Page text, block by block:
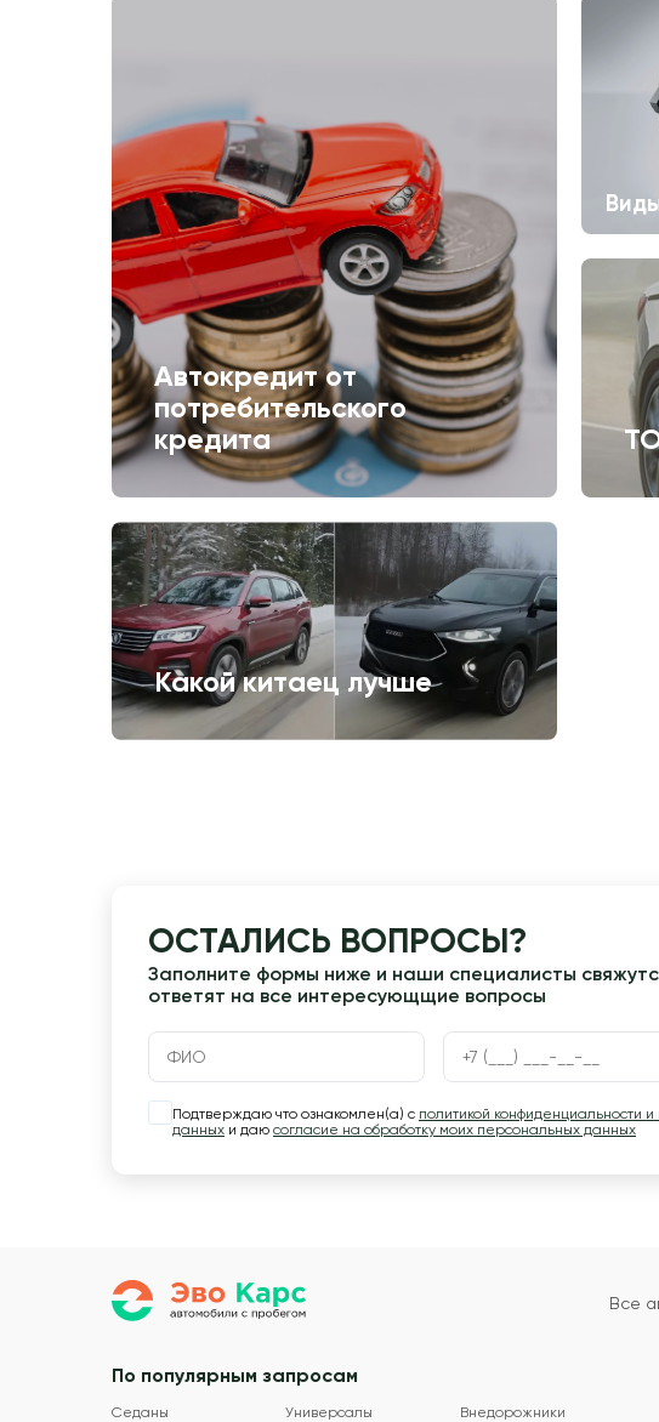
Автокредит от
потребительского
кредита
Какой китаец лучше
ОСТАЛИСЬ ВОПРОСЫ?
Заполните формы ниже и наши специалисты
ответят на все интересующщие вопросы
Подтверждаю что ознакомлен(а) с политикой конфиденциальности
данных и даю согласие на обработку моих персональных данных
Все
По популярным запросам
Седаны Универсалы Внедорожники